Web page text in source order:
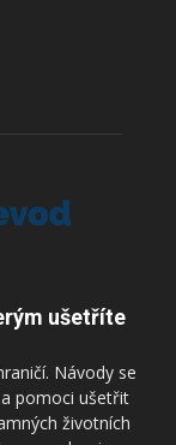
ušetříte
Návody se
pomoci ušetřit
životních